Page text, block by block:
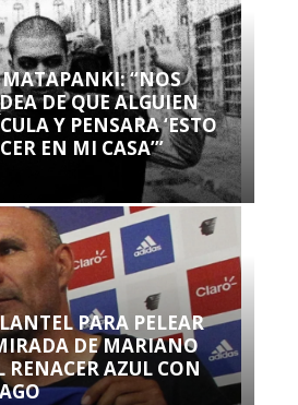
MATAPANKI: “NOS
DE QUE ALGUIEN
Y PENSARA ‘ESTO
EN MI CASA’”
PARA PELEAR
DE MARIANO
RENACER AZUL CON